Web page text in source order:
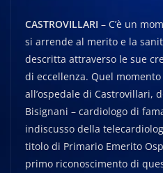
CASTROVILLARI – C’è un
si arrende al merito e la
descritta attraverso le sue
di eccellenza. Quel
all’ospedale di Castrovillari,
Bisignani – cardiologo di
indiscusso della
titolo di Primario Emerito
primo riconoscimento di